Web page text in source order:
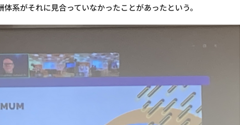
系がそれに見合っていなかったことがあったという。